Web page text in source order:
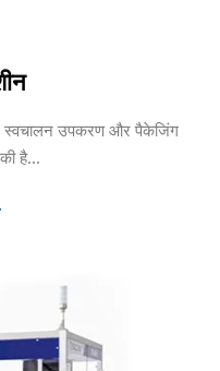
स्वचालन उपकरण और पैकेजिंग
है...